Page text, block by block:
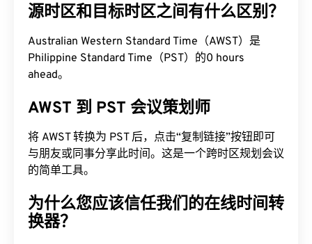
源时区和目标时区之间有什么区别？
Australian Western Standard Time（AWST）是
Philippine Standard Time（PST）的0 hours
ahead。
AWST 到 PST 会议策划师
将 AWST 转换为 PST 后，点击“复制链接”按钮即可
与朋友或同事分享此时间。这是一个跨时区规划会议
的简单工具。
为什么您应该信任我们的在线时间转
换器？